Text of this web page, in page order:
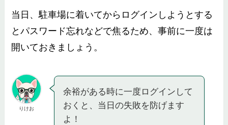
当日、駐車場に着いてからログインしようとする
とパスワード忘れなどで焦るため、事前に一度は
開いておきましょう。
りけお
余裕がある時に一度ログインして
おくと、当日の失敗を防げます
よ！